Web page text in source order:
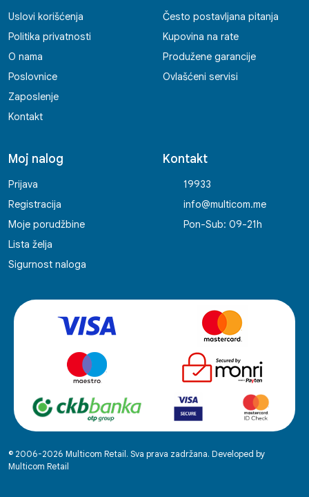
Uslovi korišćenja
Politika privatnosti
O nama
Poslovnice
Zaposlenje
Kontakt
Često postavljana pitanja
Kupovina na rate
Produžene garancije
Ovlašćeni servisi
Moj nalog
Prijava
Registracija
Moje porudžbine
Lista želja
Sigurnost naloga
Kontakt
19933
info@multicom.me
Pon-Sub: 09-21h
© 2006-2026 Multicom Retail. Sva prava zadržana. Developed by
Multicom Retail